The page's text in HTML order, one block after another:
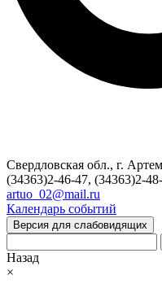
Свердловская обл., г.
(34363)2-46-47, (34363)2-
artuo_02@mail.ru
Календарь событий
Версия для слабовидящих
Назад
×